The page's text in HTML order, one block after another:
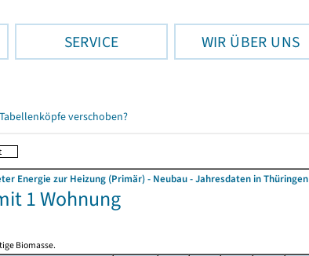
SERVICE WIR ÜBER UNS
Tabellenköpfe verschoben?
Energie zur Heizung (Primär) - Neubau - Jahresdaten in Thüringen
1 Wohnung
Biomasse.